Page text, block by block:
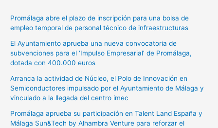
Promálaga abre el plazo de inscripción para una bolsa de
empleo temporal de personal técnico de infraestructuras
El Ayuntamiento aprueba una nueva convocatoria de
subvenciones para el ‘Impulso Empresarial’ de Promálaga,
dotada con 400.000 euros
Arranca la actividad de Núcleo, el Polo de Innovación en
Semiconductores impulsado por el Ayuntamiento de Málaga y
vinculado a la llegada del centro imec
Promálaga aprueba su participación en Talent Land España y
Málaga Sun&Tech by Alhambra Venture para reforzar el